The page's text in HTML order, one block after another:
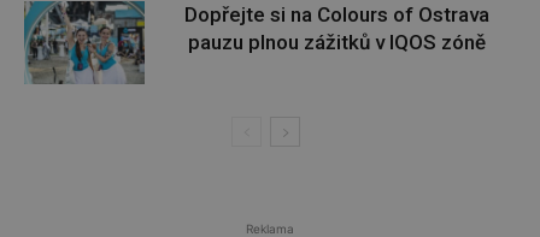
Dopřejte si na Colours of Ostrava
pauzu plnou zážitků v IQOS zóně
Reklama